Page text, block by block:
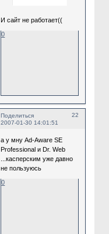
И сайт не работает((
0
Поделиться
22
2007-01-30 14:01:51
а у мну Ad-Aware SE
Professional и Dr. Web
...касперским уже давно
не пользуюсь
0